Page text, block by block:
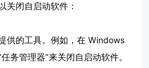
关闭自启动软件：
供的工具。例如，在 Windows
务管理器”来关闭自启动软件。